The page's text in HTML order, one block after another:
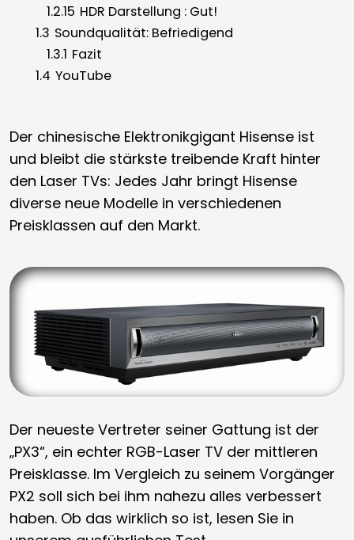
1.2.15 HDR Darstellung : Gut!
1.3 Soundqualität: Befriedigend
1.3.1 Fazit
1.4 YouTube
Der chinesische Elektronikgigant Hisense ist
und bleibt die stärkste treibende Kraft hinter
den Laser TVs: Jedes Jahr bringt Hisense
diverse neue Modelle in verschiedenen
Preisklassen auf den Markt.
Der neueste Vertreter seiner Gattung ist der
„PX3“, ein echter RGB-Laser TV der mittleren
Preisklasse. Im Vergleich zu seinem Vorgänger
PX2 soll sich bei ihm nahezu alles verbessert
haben. Ob das wirklich so ist, lesen Sie in